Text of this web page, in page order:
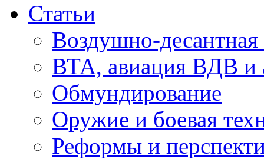
Статьи
Воздушно-десантная
ВТА, авиация ВДВ и
Обмундирование
Оружие и боевая
Реформы и